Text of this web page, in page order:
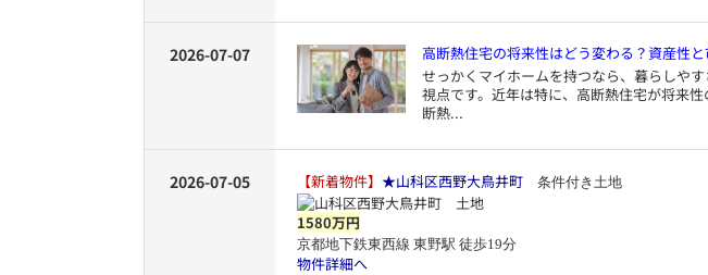
2026-07-07
高断熱住宅の将来性はどう変わる？資産性
せっかくマイホームを持つなら、暮らしや
視点です。近年は特に、高断熱住宅が将来
断熱...
2026-07-05 【新着物件】 ★山科区西野大鳥井町 条件付き土地
1580万円
京都地下鉄東西線 東野駅 徒歩19分
物件詳細へ